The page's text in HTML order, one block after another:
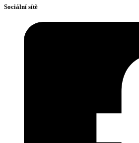
Sociální sítě